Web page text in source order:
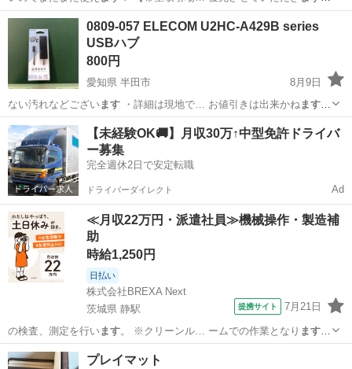
（早いもの勝ち… よろしくおねがいします。
広島 廿日市市
はらぺこあおむし
0809-057 ELECOM U2HC-A429B series
USBハブ
800円
愛知県 半田市
8月9日
ない汚れなどございます・詳細は現地で… お値引きは出来かね ますの
でご了承願い 、ご購入をお願いします。 【サイズ… るもので全てと
なります詳細は現地でご… ースに取り組んでいます。 【引渡場… き
る⽅に販...
愛知 半田市 周辺機器 USBハブ
【未経験OK🚚】月収30万↑中型免許ドライバ
ー募集
完全週休2日で安定転職
ドライバーダイレクト Ad
≪月収22万円・派遣社員≫機械操作・製造補
助
時給1,250円
日払い
株式会社BREXA Next
茨城県 静駅
提携サイト 7月21日
の検査、測定を行います 。 ※クリーンル… ームでの作業となり ます。
・コネクタを… にセットして測定します） ・顕微鏡検査作… 人をご
用意しております☆ 案件・求人に関… て美味しい食堂あり
茨城 常陸大宮市
プレイマット